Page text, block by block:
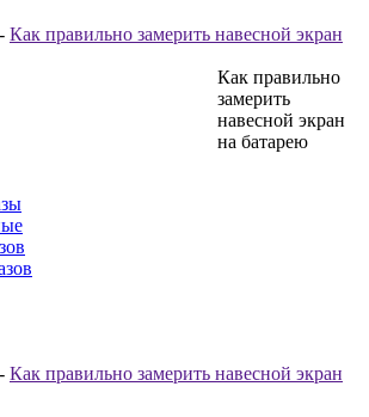
- Как правильно замерить навесной экран
Как правильно
замерить
навесной экран
на батарею
- Как правильно замерить навесной экран